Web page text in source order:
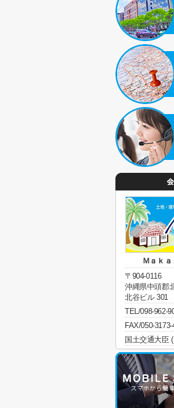
Ｍａｋａ
〒904-0116
沖縄県中頭郡
北谷ビル 301
TEL/098-962-
FAX/050-3173-
国土交通大臣